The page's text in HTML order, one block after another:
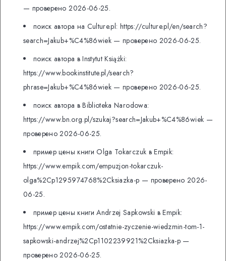
— проверено 2026-06-25.
поиск автора на Culture.pl: https://culture.pl/en/search?
search=Jakub+%C4%86wiek — проверено 2026-06-25.
поиск автора в Instytut Książki:
https://www.bookinstitute.pl/search?
phrase=Jakub+%C4%86wiek — проверено 2026-06-25.
поиск автора в Biblioteka Narodowa:
https://www.bn.org.pl/szukaj?search=Jakub+%C4%86wiek —
проверено 2026-06-25.
пример цены книги Olga Tokarczuk в Empik:
https://www.empik.com/empuzjon-tokarczuk-
olga%2Cp1295974768%2Cksiazka-p — проверено 2026-
06-25.
пример цены книги Andrzej Sapkowski в Empik:
https://www.empik.com/ostatnie-zyczenie-wiedzmin-tom-1-
sapkowski-andrzej%2Cp1102239921%2Cksiazka-p —
проверено 2026-06-25.